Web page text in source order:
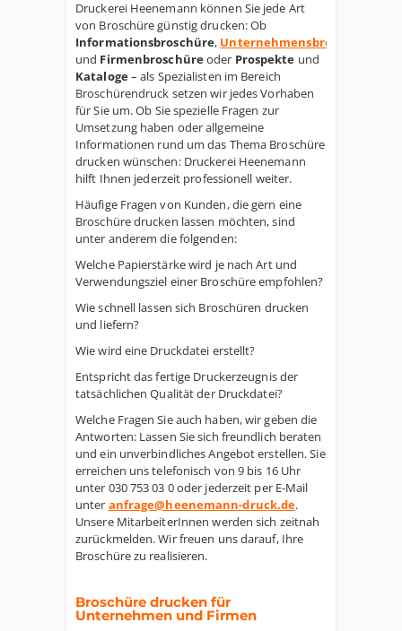
Druckerei Heenemann können Sie jede Art
von Broschüre günstig drucken: Ob
Informationsbroschüre, Unternehmensbroschüre
und Firmenbroschüreoder Prospekte und
Kataloge– als Spezialisten im Bereich
Broschürendruck setzen wir jedes Vorhaben
für Sie um. Ob Sie spezielle Fragen zur
Umsetzung haben oder allgemeine
Informationen rund um das Thema Broschüre
drucken wünschen: Druckerei Heenemann
hilft Ihnen jederzeit professionell weiter.
Häufige Fragen von Kunden, die gern eine
Broschüre drucken lassen möchten, sind
unter anderem die folgenden:
Welche Papierstärke wird je nach Art und
Verwendungsziel einer Broschüre empfohlen?
Wie schnell lassen sich Broschüren drucken
und liefern?
Wie wird eine Druckdatei erstellt?
Entspricht das fertige Druckerzeugnis der
tatsächlichen Qualität der Druckdatei?
Welche Fragen Sie auch haben, wir geben die
Antworten: Lassen Sie sich freundlich beraten
und ein unverbindliches Angebot erstellen. Sie
erreichen uns telefonisch von 9 bis 16 Uhr
unter 030 753 03 0 oder jederzeit per E-Mail
unter anfrage@heenemann-druck.de.
Unsere MitarbeiterInnen werden sich zeitnah
zurückmelden. Wir freuen uns darauf, Ihre
Broschüre zu realisieren.
Broschüre drucken für
Unternehmen und Firmen